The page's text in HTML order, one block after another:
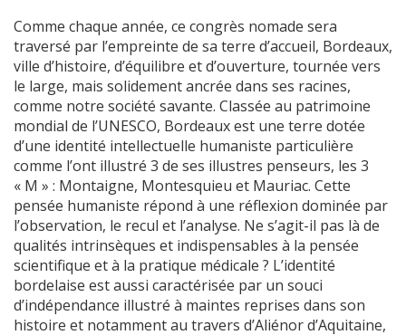
Comme chaque année, ce congrès nomade sera
traversé par l’empreinte de sa terre d’accueil, Bordeaux,
ville d’histoire, d’équilibre et d’ouverture, tournée vers
le large, mais solidement ancrée dans ses racines,
comme notre société savante. Classée au patrimoine
mondial de l’UNESCO, Bordeaux est une terre dotée
d’une identité intellectuelle humaniste particulière
comme l’ont illustré 3 de ses illustres penseurs, les 3
« M » : Montaigne, Montesquieu et Mauriac. Cette
pensée humaniste répond à une réflexion dominée par
l’observation, le recul et l’analyse. Ne s’agit-il pas là de
qualités intrinsèques et indispensables à la pensée
scientifique et à la pratique médicale ? L’identité
bordelaise est aussi caractérisée par un souci
d’indépendance illustré à maintes reprises dans son
histoire et notamment au travers d’Aliénor d’Aquitaine,